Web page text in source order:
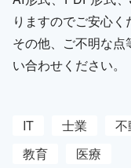
りますのでご安心く
その他、ご不明な
い合わせください。
IT 士業 不
教育
医療